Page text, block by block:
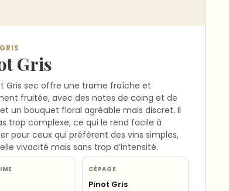
Gris
Gris sec offre une trame fraîche et
fruitée, avec des notes de coing et de
un bouquet floral agréable mais discret. Il
trop complexe, ce qui le rend facile à
pour ceux qui préfèrent des vins simples,
vivacité mais sans trop d’intensité.
CÉPAGE
Pinot Gris